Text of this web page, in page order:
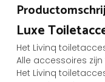
Luxe
Het Livinq
Alle accessoires
Het Livinq